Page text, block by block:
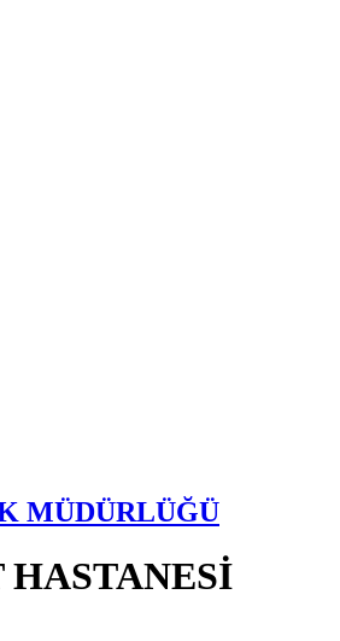
MÜDÜRLÜĞÜ